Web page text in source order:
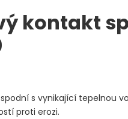
kontakt
s vynikající tepelnou
proti erozi.